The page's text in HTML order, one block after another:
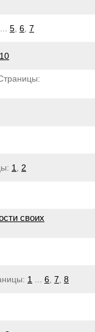
5 6 7
10
1 2
своих
1 6 7 8